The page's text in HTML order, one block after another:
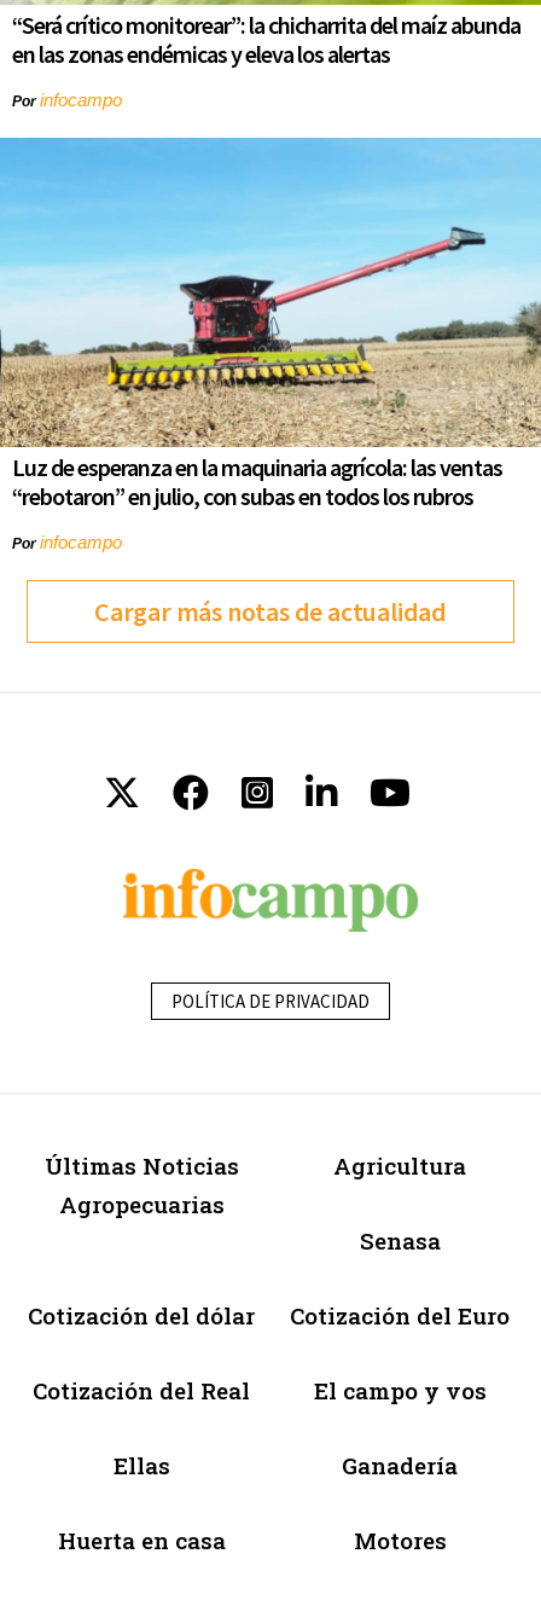
“Será crítico monitorear”: la chicharrita del maíz abunda
en las zonas endémicas y eleva los alertas
Porinfocampo
Luz de esperanza en la maquinaria agrícola: las ventas
“rebotaron” en julio, con subas en todos los rubros
Porinfocampo
Cargar más notas de actualidad
POLÍTICA DE PRIVACIDAD
Últimas Noticias
Agropecuarias
Agricultura
Senasa
Cotización del dólar Cotización del Euro
Cotización del Real El campo y vos
Ellas Ganadería
Huerta en casa Motores